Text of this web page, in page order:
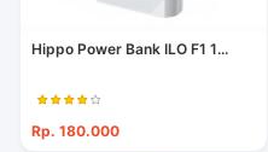
Hippo Power Bank ILO F1 1...
Rp. 180.000